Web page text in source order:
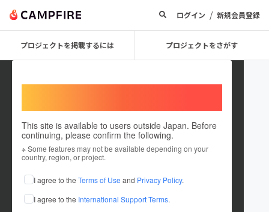
ログイン / 新規会員登録
プロジェクトを掲載するには プロジェクトをさがす
This site is available to users outside Japan. Before
continuing, please confirm the following.
※ Some features may not be available depending on your
country, region, or project.
I agree to the Terms of Use and Privacy Policy.
I agree to the International Support Terms.
エスビラックジャパン
これまでに3件のプロジェクトを投稿しています
在住国：日本 現在地：未設定